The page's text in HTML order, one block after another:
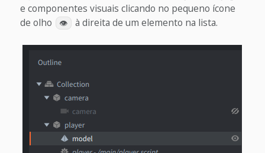
e componentes visuais clicando no pequeno ícone
de olho
👁 à direita de um elemento na lista.